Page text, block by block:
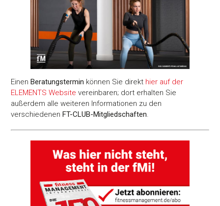
EinenBeratungstermin können Sie direkt hier auf der
ELEMENTS Website vereinbaren; dort erhalten Sie
außerdem alle weiteren Informationen zu den
verschiedenenFT-CLUB-Mitgliedschaften.